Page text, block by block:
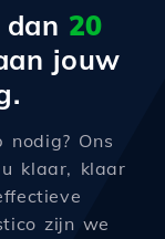
dan 20
jouw
Ons
klaar, klaar
zijn we